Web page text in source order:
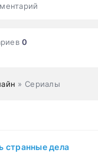
0
» Сериалы
странные дела